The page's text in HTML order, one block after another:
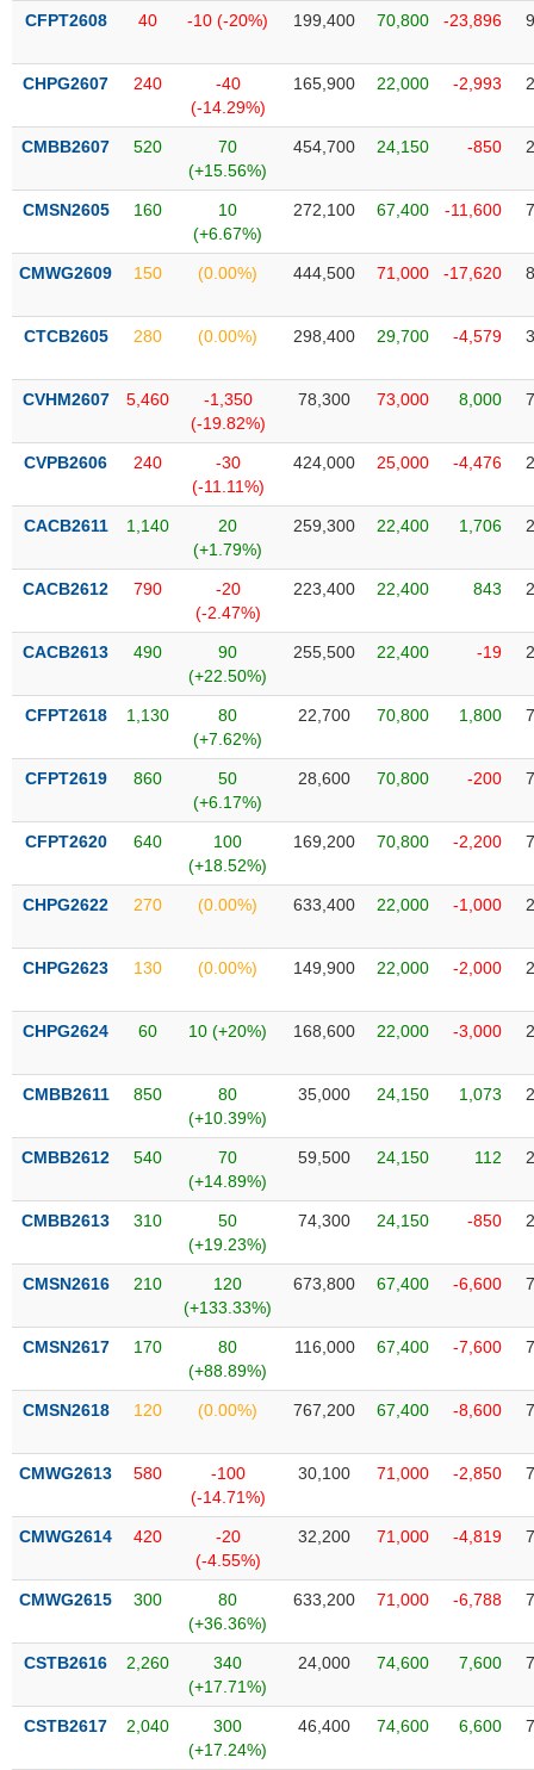
CFPT2608 40 -10 (-20%) 199,400 70,800 -23,896
CHPG2607 240
-40
(-14.29%)
165,900 22,000 -2,993
CMBB2607 520
70
(+15.56%)
454,700 24,150 -850
CMSN2605 160
10
(+6.67%)
272,100 67,400 -11,600
CMWG2609 150 (0.00%) 444,500 71,000 -17,620
CTCB2605 280 (0.00%) 298,400 29,700 -4,579
CVHM2607 5,460
-1,350
(-19.82%)
78,300 73,000 8,000
CVPB2606 240
-30
(-11.11%)
424,000 25,000 -4,476
CACB2611 1,140
20
(+1.79%)
259,300 22,400 1,706
CACB2612 790
-20
(-2.47%)
223,400 22,400 843
CACB2613 490
90
(+22.50%)
255,500 22,400 -19
CFPT2618 1,130
80
(+7.62%)
22,700 70,800 1,800
CFPT2619 860
50
(+6.17%)
28,600 70,800 -200
CFPT2620 640
100
(+18.52%)
169,200 70,800 -2,200
CHPG2622 270 (0.00%) 633,400 22,000 -1,000
CHPG2623 130 (0.00%) 149,900 22,000 -2,000
CHPG2624 60 10 (+20%) 168,600 22,000 -3,000
CMBB2611 850
80
(+10.39%)
35,000 24,150 1,073
CMBB2612 540
70
(+14.89%)
59,500 24,150 112
CMBB2613 310
50
(+19.23%)
74,300 24,150 -850
CMSN2616 210
120
(+133.33%)
673,800 67,400 -6,600
CMSN2617 170
80
(+88.89%)
116,000 67,400 -7,600
CMSN2618 120 (0.00%) 767,200 67,400 -8,600
CMWG2613 580
-100
(-14.71%)
30,100 71,000 -2,850
CMWG2614 420
-20
(-4.55%)
32,200 71,000 -4,819
CMWG2615 300
80
(+36.36%)
633,200 71,000 -6,788
CSTB2616 2,260
340
(+17.71%)
24,000 74,600 7,600
CSTB2617 2,040
300
(+17.24%)
46,400 74,600 6,600
CÔNG
THÔNG
TIN
DỊCH
TRUYỀN
THÔNG
TIỆN
ĐỘNG
SẢN
Mã
khoán
(-)
Tất cả Cổ phiếu Chỉ số Chứng chỉ quỹ Chứng
Lãnh
đạo
Tất cả Người nội bộ Người liên quan Cổ đông lớn
Tin
(-)
Bài
tác
Báo
cáo
tích
(-)
Thuật
(-)
Dịch
vụ
Đào
tạo